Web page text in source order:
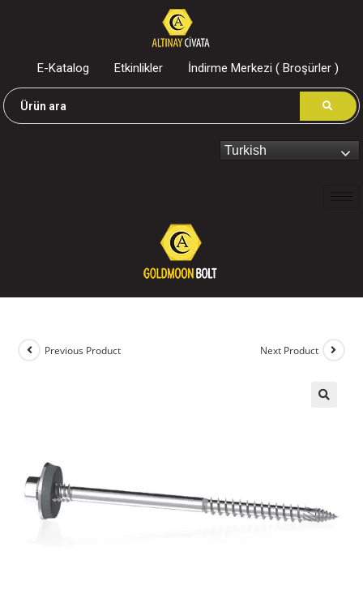
E-Katalog Etkinlikler İndirme Merkezi ( Broşürler )
Turkish
Previous Product Next Product